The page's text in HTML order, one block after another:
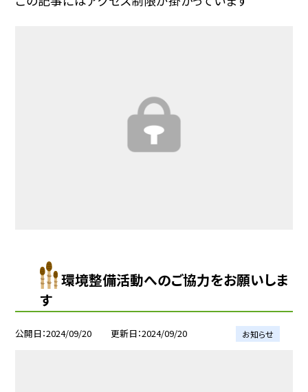
環境整備活動へのご協力をお願いしま
す
公開日 2024/09/20 更新日 2024/09/20 お知らせ